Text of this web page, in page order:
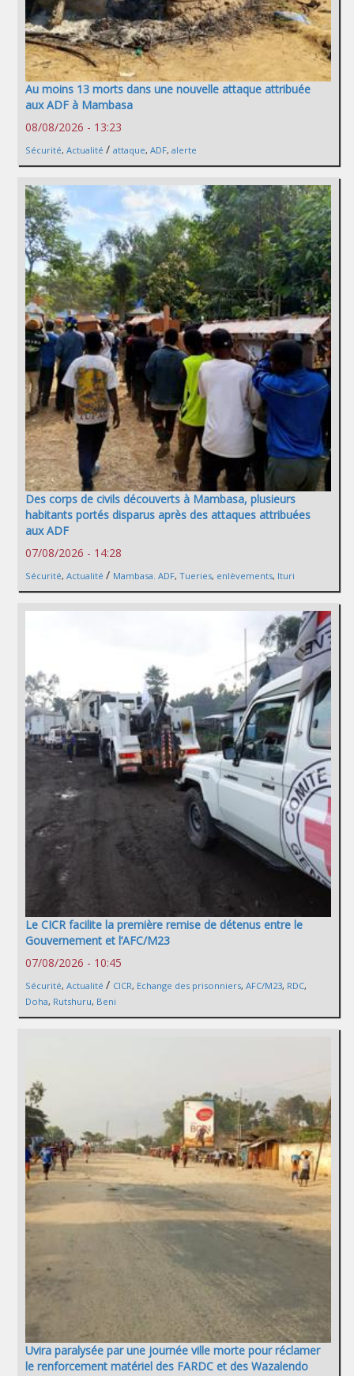
Au moins 13 morts dans une nouvelle attaque attribuée
aux ADF à Mambasa
08/08/2026 - 13:23
Sécurité, Actualité / attaque, ADF, alerte
Des corps de civils découverts à Mambasa, plusieurs
habitants portés disparus après des attaques attribuées
aux ADF
07/08/2026 - 14:28
Sécurité, Actualité / Mambasa. ADF, Tueries, enlèvements, Ituri
Le CICR facilite la première remise de détenus entre le
Gouvernement et l’AFC/M23
07/08/2026 - 10:45
Sécurité, Actualité / CICR, Echange des prisonniers, AFC/M23, RDC,
Doha, Rutshuru, Beni
Uvira paralysée par une journée ville morte pour réclamer
le renforcement matériel des FARDC et des Wazalendo